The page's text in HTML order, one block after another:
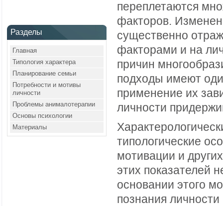
Разделы
Главная
Типология характера
Планирование семьи
Потребности и мотивы
личности
Проблемы анималотерапии
Основы психологии
Материалы
переплетаются
факторов.
существенно
факторами и на
причин
подходы имеют
применение их
личности
типологические
мотивации и
этих показателей
основании этого
познания